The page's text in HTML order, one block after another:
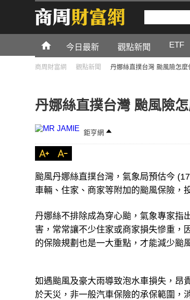
今日最新 觀點新聞 ETF
商周財富網 觀點新聞 丹娜絲直撲台灣 颱風險怎麼
丹娜絲直撲台灣 颱風險
鉅亨網
颱風丹娜絲直撲台灣，氣象局預估今
車輛、住家、商家等附加的颱風保險，
丹娜絲不排除成為穿心颱，氣象專家指
害，常常讓不少住家或商家損失慘重，
的保險規劃也是一大重點，才能減少颱
如遇颱風及豪大雨導致泡水車損失，昂
於天災，非一般汽車保險的承保範圍，